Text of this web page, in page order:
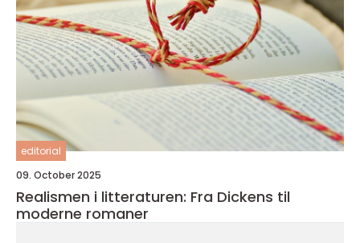
editorial
09. October 2025
Realismen i litteraturen: Fra Dickens til
moderne romaner